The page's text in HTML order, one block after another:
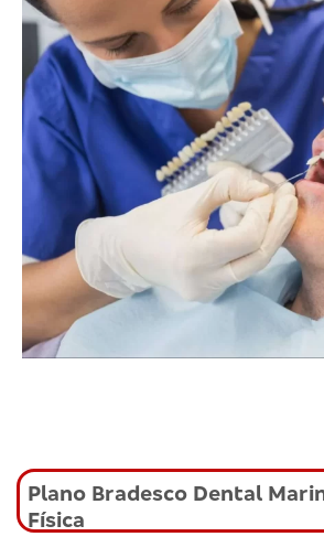
Plano Bradesco Dental
Física